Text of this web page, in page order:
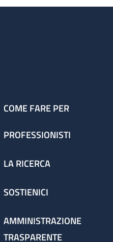
COME FARE PER
PROFESSIONISTI
LA RICERCA
SOSTIENICI
AMMINISTRAZIONE
TRASPARENTE